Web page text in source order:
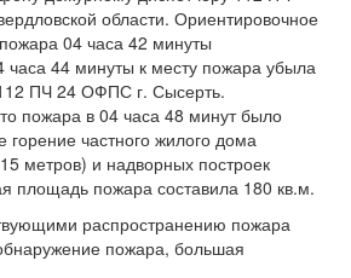
области. Ориентировочное
04 часа 42 минуты
часа 44 минуты к месту пожара убыла
ПЧ 24 ОФПС г. Сысерть.
пожара в 04 часа 48 минут было
горение частного жилого дома
метров) и надворных построек
площадь пожара составила 180 кв.м.
распространению пожара
пожара, большая